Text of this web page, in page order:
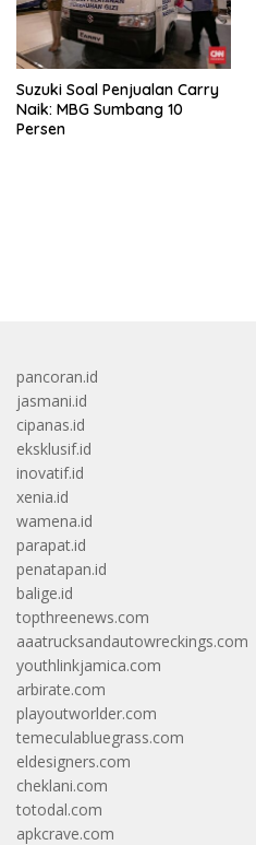
Suzuki Soal Penjualan Carry
Naik: MBG Sumbang 10
Persen
pancoran.id
jasmani.id
cipanas.id
eksklusif.id
inovatif.id
xenia.id
wamena.id
parapat.id
penatapan.id
balige.id
topthreenews.com
aaatrucksandautowreckings.com
youthlinkjamica.com
arbirate.com
playoutworlder.com
temeculabluegrass.com
eldesigners.com
cheklani.com
totodal.com
apkcrave.com